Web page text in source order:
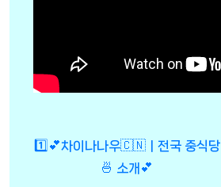
1️⃣💕차이나나우🇨🇳ㅣ전국 중식당
🍜 소개💕